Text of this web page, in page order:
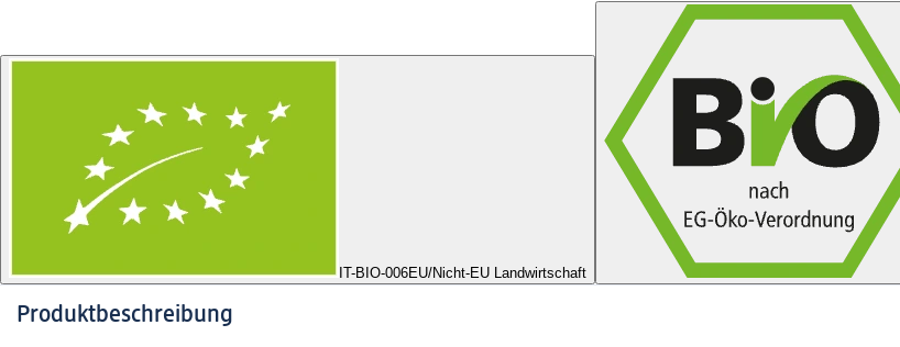
IT-BIO-006EU/Nicht-EU Landwirtschaft
Produktbeschreibung